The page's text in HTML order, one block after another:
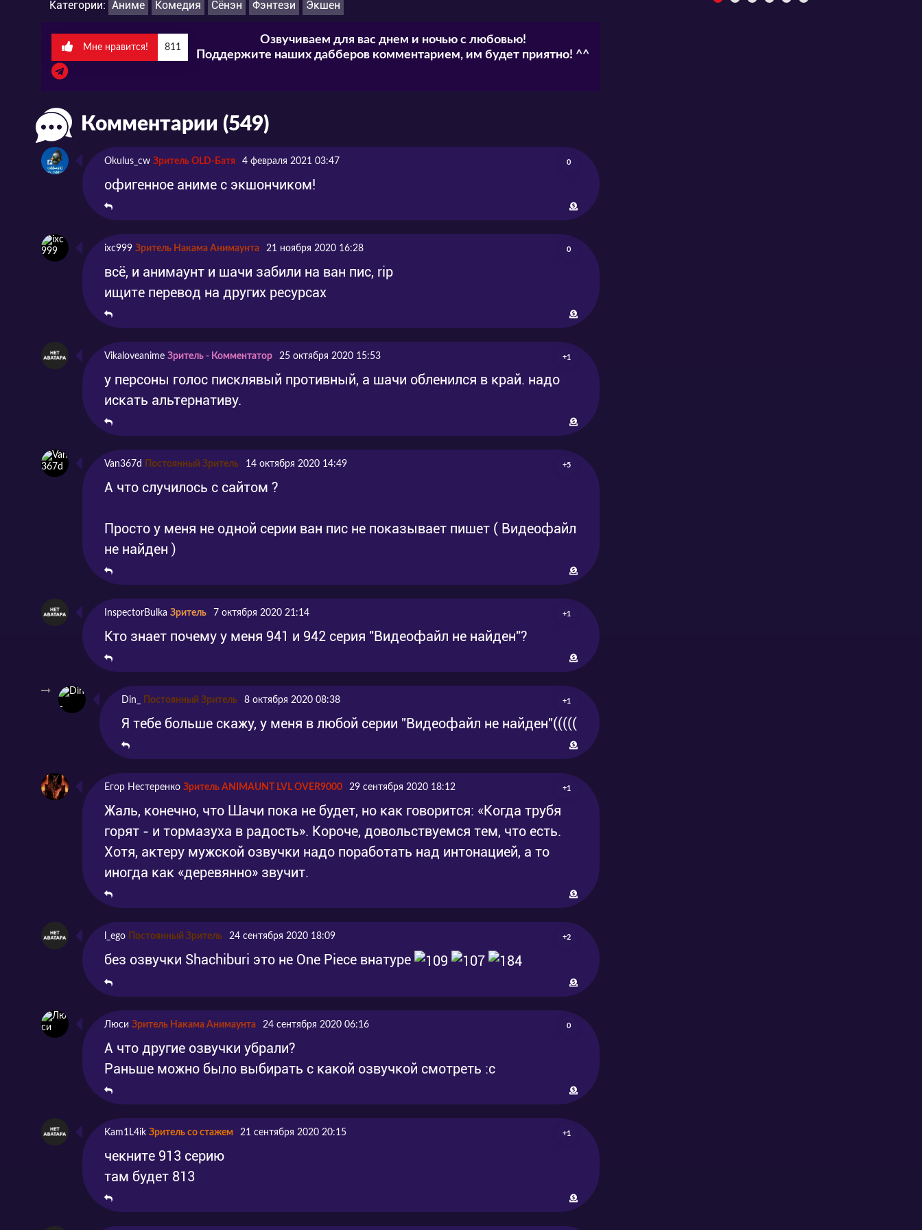
Категории: Аниме Комедия Сёнэн Фэнтези Экшен
Мне нравится! 811
Озвучиваем для вас днем и ночью с любовью!
Поддержите наших дабберов комментарием, им будет приятно! ^^
Комментарии (549)
Okulus_cw Зритель OLD-Батя 4 февраля 2021 03:47 0
офигенное аниме с экшончиком!
ixc999 Зритель Накама Анимаунта 21 ноября 2020 16:28 0
всё, и анимаунт и шачи забили на ван пис, rip
ищите перевод на других ресурсах
Vikaloveanime Зритель - Комментатор 25 октября 2020 15:53 +1
у персоны голос писклявый противный, а шачи обленился в край. надо
искать альтернативу.
Van367d Постоянный Зритель 14 октября 2020 14:49 +5
А что случилось с сайтом ?
Просто у меня не одной серии ван пис не показывает пишет ( Видеофайл
не найден )
InspectorBulka Зритель 7 октября 2020 21:14 +1
Кто знает почему у меня 941 и 942 серия "Видеофайл не найден"?
Din_ Постоянный Зритель 8 октября 2020 08:38 +1
Я тебе больше скажу, у меня в любой серии "Видеофайл не найден"(((((
Егор Нестеренко Зритель ANIMAUNT LVL OVER9000 29 сентября 2020 18:12 +1
Жаль, конечно, что Шачи пока не будет, но как говорится: «Когда трубя
горят - и тормазуха в радость». Короче, довольствуемся тем, что есть.
Хотя, актеру мужской озвучки надо поработать над интонацией, а то
иногда как «деревянно» звучит.
l_ego Постоянный Зритель 24 сентября 2020 18:09 +2
без озвучки Shachiburi это не One Piece внатуре
Люси Зритель Накама Анимаунта 24 сентября 2020 06:16 0
А что другие озвучки убрали?
Раньше можно было выбирать с какой озвучкой смотреть :с
Kam1L4ik Зритель со стажем 21 сентября 2020 20:15 +1
чекните 913 серию
там будет 813